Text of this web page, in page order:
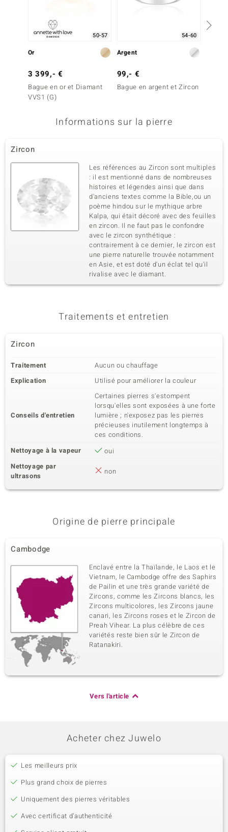
50-57
Or
3 399,- €
Bague en or et Diamant
VVS1 (G)
54-60
Argent
99,- €
Bague en argent et Zircon
Informations sur la pierre
Zircon
Les références au Zircon sont multiples
: il est mentionné dans de nombreuses
histoires et légendes ainsi que dans
d'anciens textes comme la Bible,ou un
poème hindou sur le mythique arbre
Kalpa, qui était décoré avec des feuilles
en zircon. Il ne faut pas le confondre
avec le zircon synthétique :
contrairement à ce dernier, le zircon est
une pierre naturelle trouvée notamment
en Asie, et est doté d'un éclat tel qu'il
rivalise avec le diamant.
Traitements et entretien
Zircon
Traitement
Aucun ou chauffage
Explication
Utilisé pour améliorer la couleur
Conseils d'entretien
Certaines pierres s'estompent
lorsqu'elles sont exposées à une forte
lumière ; n'exposez pas les pierres
précieuses inutilement longtemps à
ces conditions.
Nettoyage à la vapeur
oui
Nettoyage par
ultrasons
non
Origine de pierre principale
Cambodge
Enclavé entre la Thaïlande, le Laos et le
Vietnam, le Cambodge offre des Saphirs
de Pailin et une très grande variété de
Zircons, comme les Zircons blancs, les
Zircons multicolores, les Zircons jaune
canari, les Zircons roses et le Zircon de
Preah Vihear. La plus célèbre de ces
variétés reste bien sûr le Zircon de
Ratanakiri.
Vers l'article
Acheter chez Juwelo
Les meilleurs prix
Plus grand choix de pierres
Uniquement des pierres véritables
Avec certificat d’authenticité